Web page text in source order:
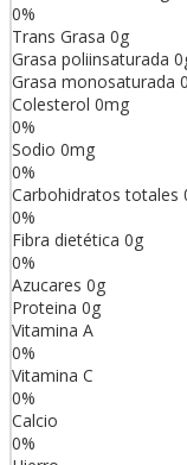
0%
Trans Grasa 0g
Grasa poliinsaturada 0
Grasa monosaturada 0
Colesterol 0mg
0%
Sodio 0mg
0%
Carbohidratos totales
0%
Fibra dietética 0g
0%
Azucares 0g
Proteina 0g
Vitamina A
0%
Vitamina C
0%
Calcio
0%